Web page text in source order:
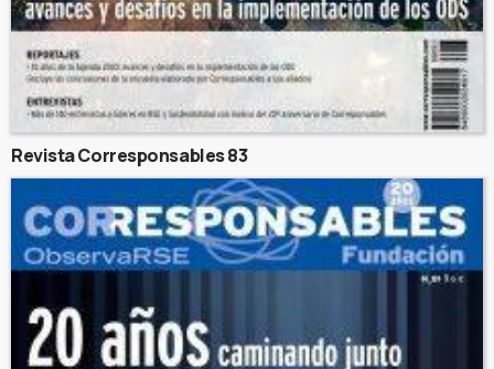
Revista Corresponsables 83